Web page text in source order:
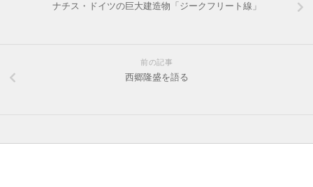
ナチス・ドイツの巨大建造物「ジークフリート線」
前の記事
西郷隆盛を語る